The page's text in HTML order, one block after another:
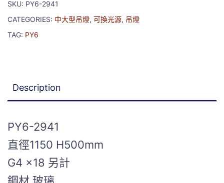
SKU: PY6-2941
CATEGORIES: 中大型吊燈, 可換光源, 吊燈
TAG: PY6
Description
PY6-2941
直徑1150 H500mm
G4 x18 另計